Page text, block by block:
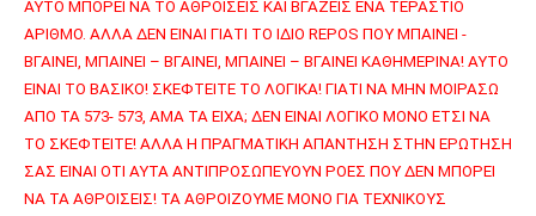
ΑΥΤΟ ΜΠΟΡΕΙ ΝΑ ΤΟ ΑΘΡΟΙΣΕΙΣ ΚΑΙ ΒΓΑΖΕΙΣ ΕΝΑ ΤΕΡΑΣΤΙΟ
ΑΡΙΘΜΟ. ΑΛΛΑ ΔΕΝ ΕΙΝΑΙ ΓΙΑΤΙ ΤΟ ΙΔΙΟ REPOS ΠΟΥ ΜΠΑΙΝΕΙ -
ΒΓΑΙΝΕΙ, ΜΠΑΙΝΕΙ – ΒΓΑΙΝΕΙ, ΜΠΑΙΝΕΙ – ΒΓΑΙΝΕΙ ΚΑΘΗΜΕΡΙΝΑ! ΑΥΤΟ
ΕΙΝΑΙ ΤΟ ΒΑΣΙΚΟ! ΣΚΕΦΤΕΙΤΕ ΤΟ ΛΟΓΙΚΑ! ΓΙΑΤΙ ΝΑ ΜΗΝ ΜΟΙΡΑΣΩ
ΑΠΟ ΤΑ 573- 573, ΑΜΑ ΤΑ ΕΙΧΑ; ΔΕΝ ΕΙΝΑΙ ΛΟΓΙΚΟ ΜΟΝΟ ΕΤΣΙ ΝΑ
ΤΟ ΣΚΕΦΤΕΙΤΕ! ΑΛΛΑ Η ΠΡΑΓΜΑΤΙΚΗ ΑΠΑΝΤΗΣΗ ΣΤΗΝ ΕΡΩΤΗΣΗ
ΣΑΣ ΕΙΝΑΙ ΟΤΙ ΑΥΤΑ ΑΝΤΙΠΡΟΣΩΠΕΥΟΥΝ ΡΟΕΣ ΠΟΥ ΔΕΝ ΜΠΟΡΕΙ
ΝΑ ΤΑ ΑΘΡΟΙΣΕΙΣ! ΤΑ ΑΘΡΟΙΖΟΥΜΕ ΜΟΝΟ ΓΙΑ ΤΕΧΝΙΚΟΥΣ